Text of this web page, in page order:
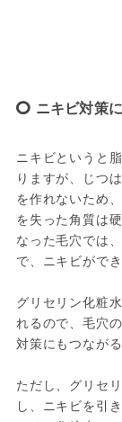
ニキビ対策
ニキビというと
りますが、じつ
を作れないため
を失った角質は
なった毛穴では
で、ニキビがで
グリセリン化粧
れるので、毛穴
対策にもつながる
ただし、グリセ
し、ニキビを引